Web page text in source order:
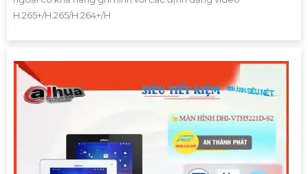
H.265+/H.265/H.264+/H